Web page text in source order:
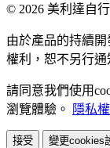
© 2026 美利達自
由於產品的持續
權利，恕不另行通
請同意我們使用
瀏覽體驗。
隱私權
接受 變更cookies